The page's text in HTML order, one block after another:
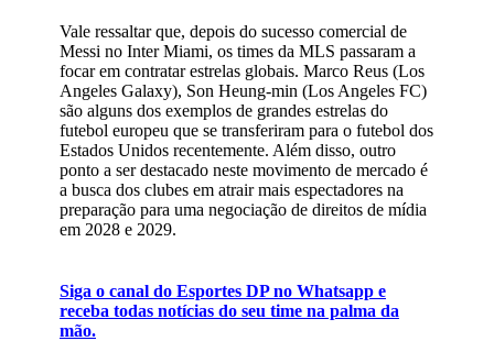
Vale ressaltar que, depois do sucesso comercial de
Messi no Inter Miami, os times da MLS passaram a
focar em contratar estrelas globais. Marco Reus (Los
Angeles Galaxy), Son Heung-min (Los Angeles FC)
são alguns dos exemplos de grandes estrelas do
futebol europeu que se transferiram para o futebol dos
Estados Unidos recentemente. Além disso, outro
ponto a ser destacado neste movimento de mercado é
a busca dos clubes em atrair mais espectadores na
preparação para uma negociação de direitos de mídia
em 2028 e 2029.
Siga o canal do Esportes DP no Whatsapp e
receba todas notícias do seu time na palma da
mão.